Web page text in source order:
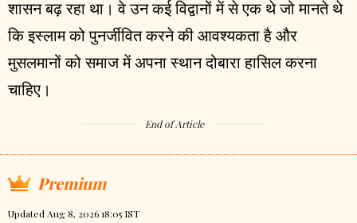
शासन बढ़ रहा था। वे उन कई विद्वानों में से एक थे जो मानते थे
कि इस्लाम को पुनर्जीवित करने की आवश्यकता है और
मुसलमानों को समाज में अपना स्थान दोबारा हासिल करना
चाहिए।
End of Article
Premium
Updated Aug 8, 2026 18:05 IST